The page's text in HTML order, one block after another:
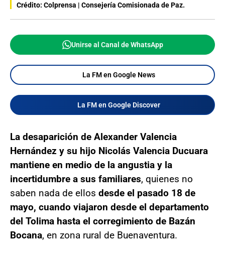
Crédito: Colprensa | Consejería Comisionada de Paz.
Unirse al Canal de WhatsApp
La FM en Google News
La FM en Google Discover
La desaparición de Alexander Valencia
Hernández y su hijo Nicolás Valencia Ducuara
mantiene en medio de la angustia y la
incertidumbre a sus familiares, quienes no
saben nada de ellos desde el pasado 18 de
mayo, cuando viajaron desde el departamento
del Tolima hasta el corregimiento de Bazán
Bocana, en zona rural de Buenaventura.